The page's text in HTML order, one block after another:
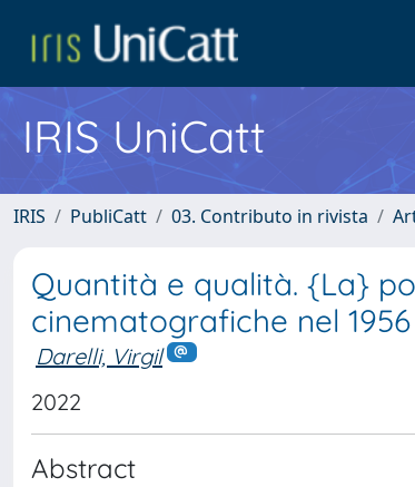
IRIS UniCatt
IRIS PubliCatt 03. Contributo in rivista
Quantità e qualità. {La}
cinematografiche nel 1956
Darelli, Virgil
2022
Abstract